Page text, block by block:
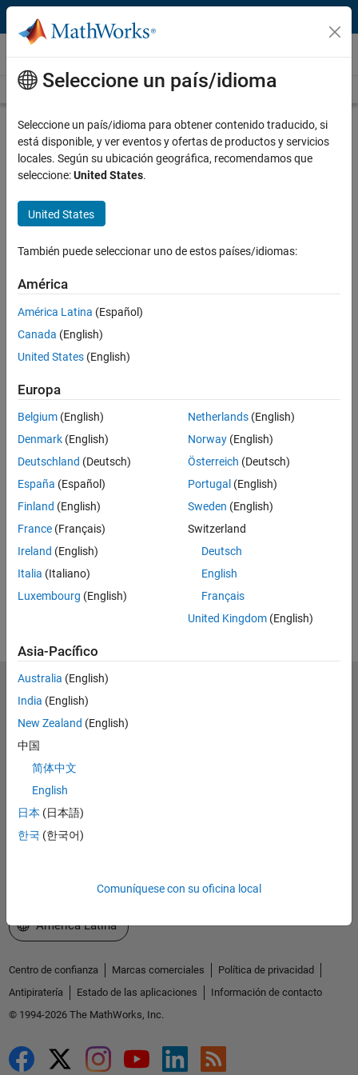
Saltar al contenido
Vídeos
Videos Home Search
Play
Description
Basics
From the series: MATLAB and Simulink Basics
Published: 19 Feb 2016
Related Resources
UP NEXT:
Versioning Simulink Projects with
Git
View full series(8 Videos)
RELATED VIDEOS
View more related videos
Seleccione un país/idioma
Seleccione un país/idioma para obtener contenido traducido, si
está disponible, y ver eventos y ofertas de productos y servicios
locales. Según su ubicación geográfica, recomendamos que
seleccione:United States.
United States
También puede seleccionar uno de estos países/idiomas:
América
América Latina (Español)
Canada (English)
United States (English)
Europa
Belgium (English)
Denmark (English)
Deutschland (Deutsch)
España (Español)
Finland (English)
France (Français)
Ireland (English)
Italia (Italiano)
Luxembourg (English)
Netherlands(English)
Norway(English)
Österreich (Deutsch)
Portugal (English)
Sweden (English)
Switzerland
Deutsch
English
Français
United Kingdom(English)
Asia-Pacífico
Australia (English)
India (English)
New Zealand (English)
中国
简体中文
English
日本 (日本語)
한국 (한국어)
Comuníquese con su oficina local
Accelerating the pace of engineering and science
Explorar productos
Probar o comprar
Aprender a utilizar
Obtener soporte
Seleccione un país/idioma
América Latina
Centro de confianza Marcas comerciales
Política de privacidad
Antipiratería
Estado de las aplicaciones
Información de contacto
© 1994-2026 The MathWorks, Inc.